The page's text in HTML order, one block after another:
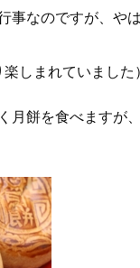
事なのですが、や
しまれていました
月餅を食べますが